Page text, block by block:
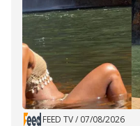
FEED TV/ 07/08/2026